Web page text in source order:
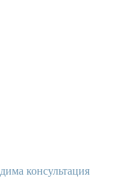
консультация